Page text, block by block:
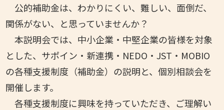
公的補助金は、わかりにくい、難しい、面倒だ、
関係がない、と思っていませんか？
本説明会では、中小企業・中堅企業の皆様を対象
とした、サポイン・新連携・NEDO・JST・MOBIO
の各種支援制度（補助金）の説明と、個別相談会を
開催します。
各種支援制度に興味を持っていただき、ご理解い